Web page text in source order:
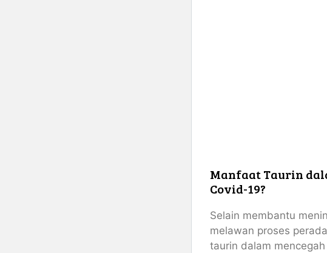
Manfaat Taurin
Covid-19?
Selain membantu
melawan proses
taurin dalam